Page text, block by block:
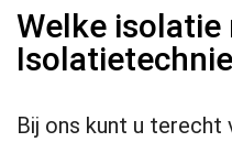
Welke isolatie
Bij ons kunt u terecht